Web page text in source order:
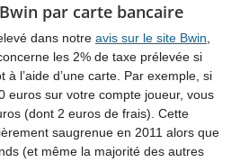
par carte bancaire
dans notre avis sur le site Bwin
les 2% de taxe prélevée si
l’aide d’une carte. Par exemple, si
euros sur votre compte joueur, vous
(dont 2 euros de frais). Cette
saugrenue en 2011 alors que
(et même la majorité des autres